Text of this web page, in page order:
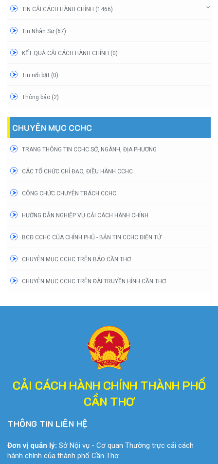
TIN CẢI CÁCH HÀNH CHÍNH (1466)
Tin Nhân Sự (67)
KẾT QUẢ CẢI CÁCH HÀNH CHÍNH (0)
Tin nổi bật (0)
Thông báo (2)
CHUYÊN MỤC CCHC
TRANG THÔNG TIN CCHC SỞ, NGÀNH, ĐỊA PHƯƠNG
CÁC TỔ CHỨC CHỈ ĐẠO, ĐIỀU HÀNH CCHC
CÔNG CHỨC CHUYÊN TRÁCH CCHC
HƯỚNG DẪN NGHIỆP VỤ CẢI CÁCH HÀNH CHÍNH
BCĐ CCHC CỦA CHÍNH PHỦ - BẢN TIN CCHC ĐIỆN TỬ
CHUYÊN MỤC CCHC TRÊN BÁO CẦN THƠ
CHUYÊN MỤC CCHC TRÊN ĐÀI TRUYỀN HÌNH CẦN THƠ
CẢI CÁCH HÀNH CHÍNH THÀNH PHỐ
CẦN THƠ
THÔNG TIN LIÊN HỆ
Đơn vị quản lý: Sở Nội vụ - Cơ quan Thường trực cải cách
hành chính của thành phố Cần Thơ